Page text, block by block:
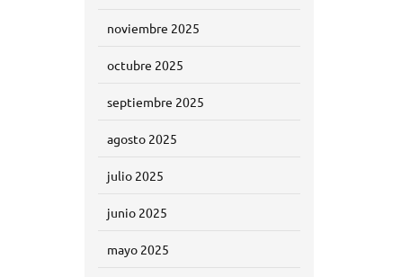
noviembre 2025
octubre 2025
septiembre 2025
agosto 2025
julio 2025
junio 2025
mayo 2025